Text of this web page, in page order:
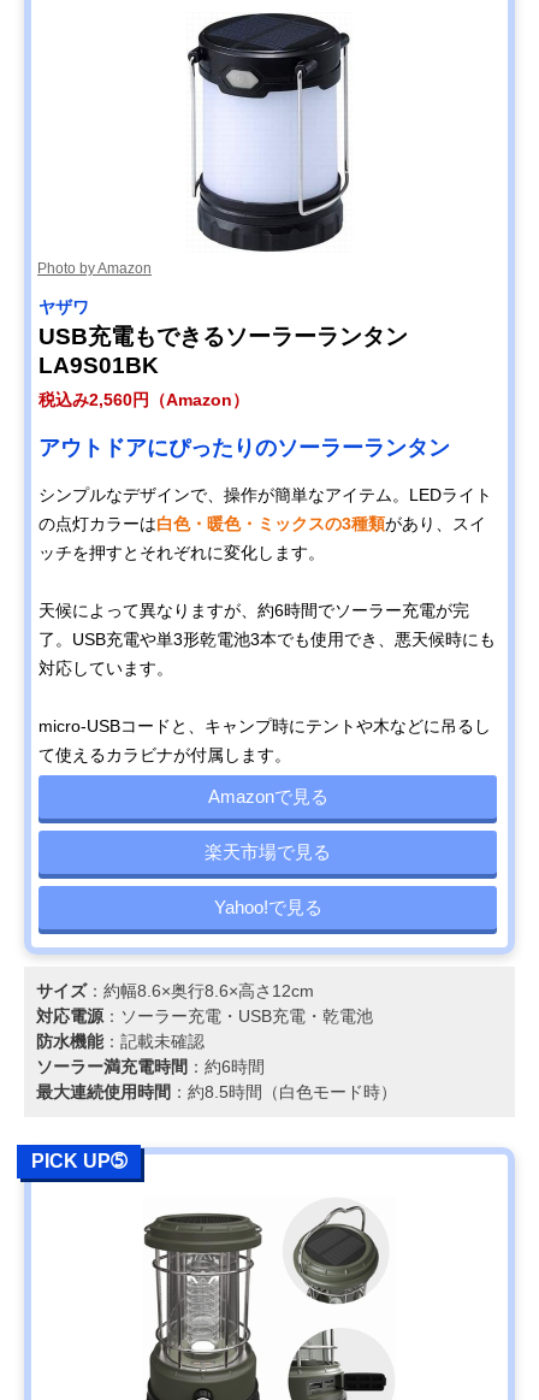
Photo by Amazon
ヤザワ
USB充電もできるソーラーランタン
LA9S01BK
税込み2,560円（Amazon）
アウトドアにぴったりのソーラーランタン
シンプルなデザインで、操作が簡単なアイテム。LEDライト
の点灯カラーは白色・暖色・ミックスの3種類があり、スイ
ッチを押すとそれぞれに変化します。
天候によって異なりますが、約6時間でソーラー充電が完
了。USB充電や単3形乾電池3本でも使用でき、悪天候時にも
対応しています。
micro-USBコードと、キャンプ時にテントや木などに吊るし
て使えるカラビナが付属します。
Amazonで見る
楽天市場で見る
Yahoo!で見る
サイズ：約幅8.6×奥行8.6×高さ12cm
対応電源：ソーラー充電・USB充電・乾電池
防水機能：記載未確認
ソーラー満充電時間 ：約6時間
最大連続使用時間 ：約8.5時間（白色モード時）
PICK UP➄